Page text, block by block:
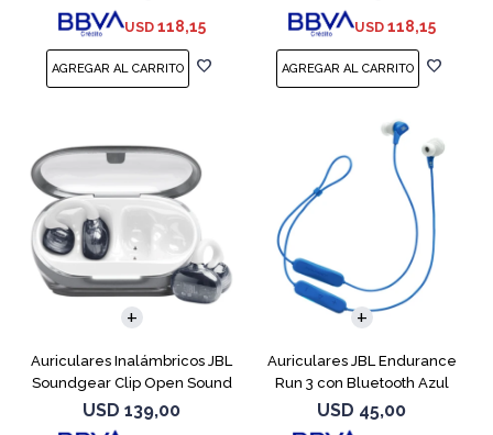
USD 118,15 USD 118,15
Auriculares Inalámbricos JBL
Soundgear Clip Open Sound
Blanc
USD 139,00
Auriculares JBL Endurance
Run 3 con Bluetooth Azul
USD 45,00